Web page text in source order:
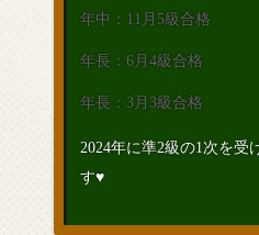
年中：11月5級合格
年長：6月4級合格
年長：3月3級合格
2024年に準2級の1次を受
す♥